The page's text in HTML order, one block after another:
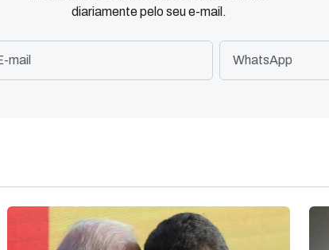
diariamente pelo seu e-mail.